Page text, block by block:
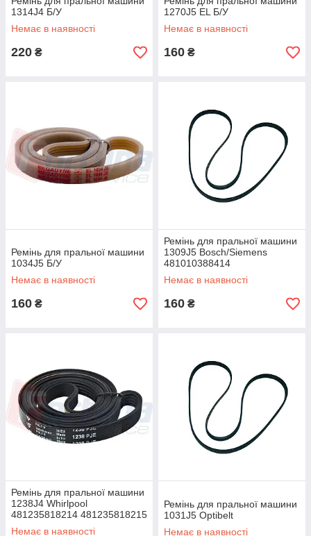
1314J4 Б/У
Немає в наявності
220 ₴
1270J5 EL Б/У
Немає в наявності
160 ₴
Ремінь для пральної машини
1034J5 Б/У
Немає в наявності
160 ₴
Ремінь для пральної машини
1309J5 Bosch/Siemens
481010388414
Немає в наявності
160 ₴
Ремінь для пральної машини
1238J4 Whirlpool
481235818214 481235818215
Немає в наявності
Ремінь для пральної машини
1031J5 Optibelt
Немає в наявності